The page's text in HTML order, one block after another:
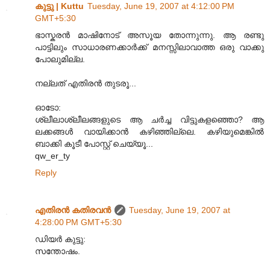
കുട്ടു | Kuttu Tuesday, June 19, 2007 at 4:12:00 PM
GMT+5:30
ഭാസ്കരന്‍ മാഷിനോട് അസൂയ തോന്നുന്നു. ആ രണ്ടു
പാട്ടിലും സാധാരണക്കാര്‍ക്ക് മനസ്സിലാവാത്ത ഒരു വാക്കു
പോലുമില്ല.
നല്ലത് എതിരന്‍ തുടരൂ...
ഓടോ:
ശ്ലീലാശ്ലീലങ്ങളുടെ ആ ചര്‍ച്ച വിട്ടുകളഞ്ഞൊ? ആ
ലക്കങ്ങള്‍ വായിക്കാന്‍ കഴിഞ്ഞില്ലെ. കഴിയുമെങ്കില്‍
ബാക്കി കൂടീ പോസ്റ്റ് ചെയ്യൂ...
qw_er_ty
Reply
എതിരന്‍ കതിരവന്‍
Tuesday, June 19, 2007 at
4:28:00 PM GMT+5:30
ഡിയര്‍ കുട്ടു:
സന്തോഷം.